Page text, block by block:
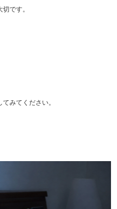
です。
みてください。